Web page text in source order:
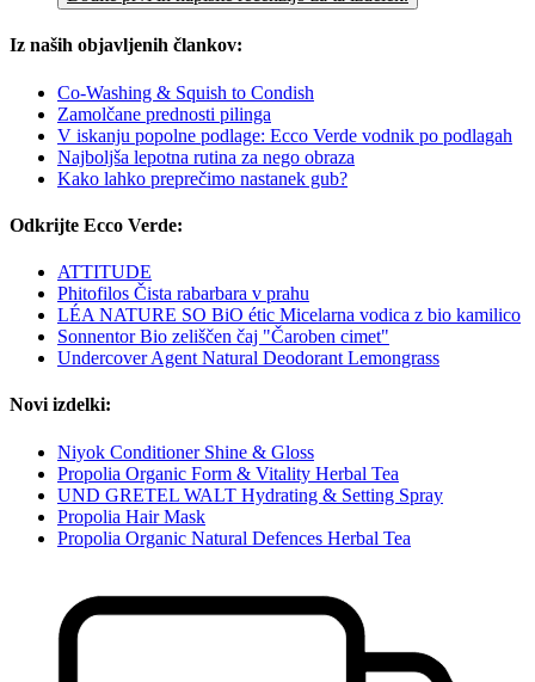
Iz naših objavljenih člankov:
Co-Washing & Squish to Condish
Zamolčane prednosti pilinga
V iskanju popolne podlage: Ecco Verde vodnik po podlagah
Najboljša lepotna rutina za nego obraza
Kako lahko preprečimo nastanek gub?
Odkrijte Ecco Verde:
ATTITUDE
Phitofilos Čista rabarbara v prahu
LÉA NATURE SO BiO étic Micelarna vodica z bio kamilico
Sonnentor Bio zeliščen čaj "Čaroben cimet"
Undercover Agent Natural Deodorant Lemongrass
Novi izdelki:
Niyok Conditioner Shine & Gloss
Propolia Organic Form & Vitality Herbal Tea
UND GRETEL WALT Hydrating & Setting Spray
Propolia Hair Mask
Propolia Organic Natural Defences Herbal Tea